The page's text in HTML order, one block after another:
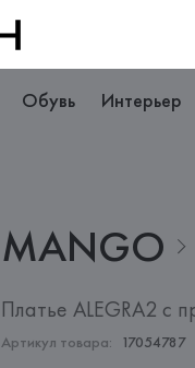
Обувь Интерьер
MANGO
Платье ALEGRA2 с
Артикул товара: 17054787